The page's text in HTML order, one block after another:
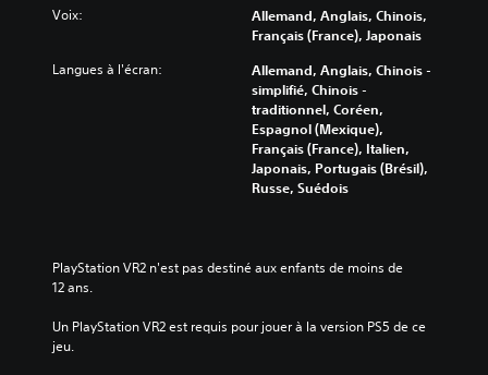
Voix:
Allemand, Anglais, Chinois,
Français (France), Japonais
Langues à l'écran:
Allemand, Anglais, Chinois -
simplifié, Chinois -
traditionnel, Coréen,
Espagnol (Mexique),
Français (France), Italien,
Japonais, Portugais (Brésil),
Russe, Suédois
PlayStation VR2 n'est pas destiné aux enfants de moins de
12 ans.
Un PlayStation VR2 est requis pour jouer à la version PS5 de ce
jeu.